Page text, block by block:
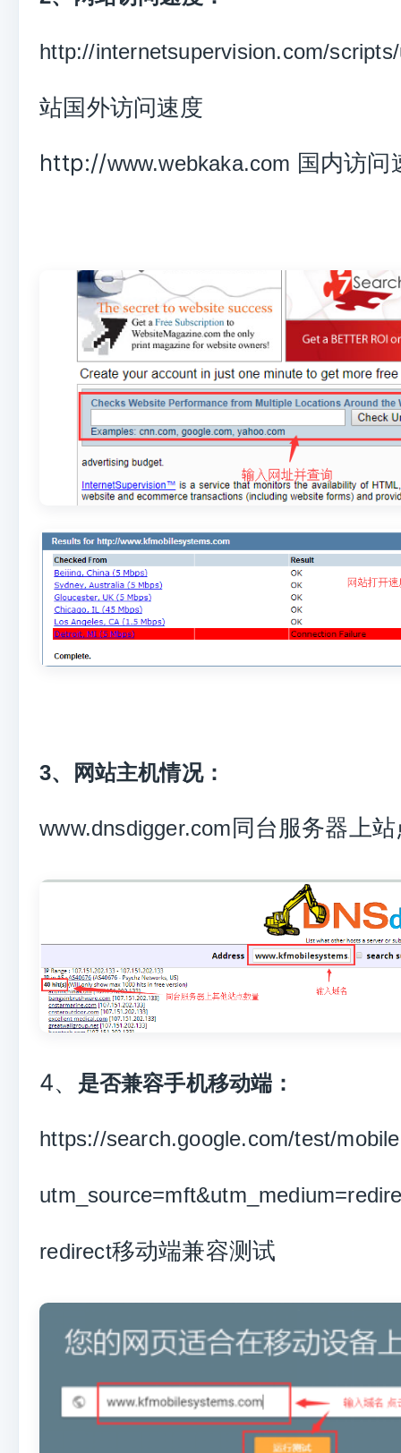
http://internetsupervision.com/
站国外访问速度
http://www.webkaka.com 国内访
3、 网站主机情况：
www.dnsdigger.com 同台服务器上
4、 是否兼容手机移动端：
https://search.google.com/test/
redirect移动端兼容测试